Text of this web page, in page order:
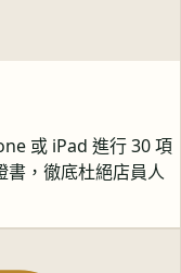
或 iPad 進行 30 項
書，徹底杜絕店員人